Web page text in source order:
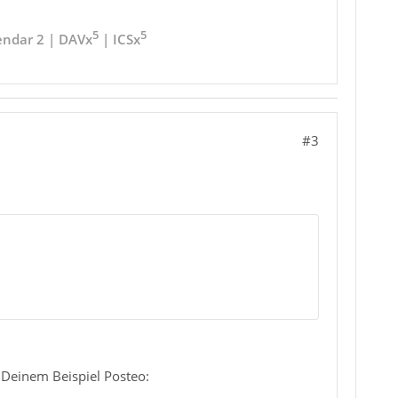
2 | DAVx5| ICSx5
#3
Beispiel Posteo: